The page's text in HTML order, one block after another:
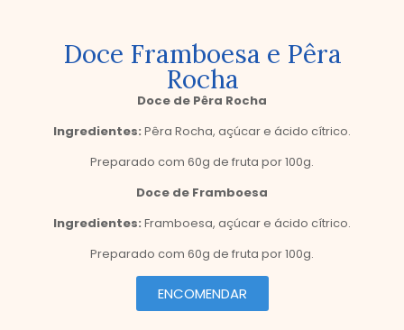
Doce Framboesa e Pêra
Rocha
Doce de Pêra Rocha
Ingredientes: Pêra Rocha, açúcar e ácido cítrico.
Preparado com 60g de fruta por 100g.
Doce de Framboesa
Ingredientes: Framboesa, açúcar e ácido cítrico.
Preparado com 60g de fruta por 100g.
ENCOMENDAR